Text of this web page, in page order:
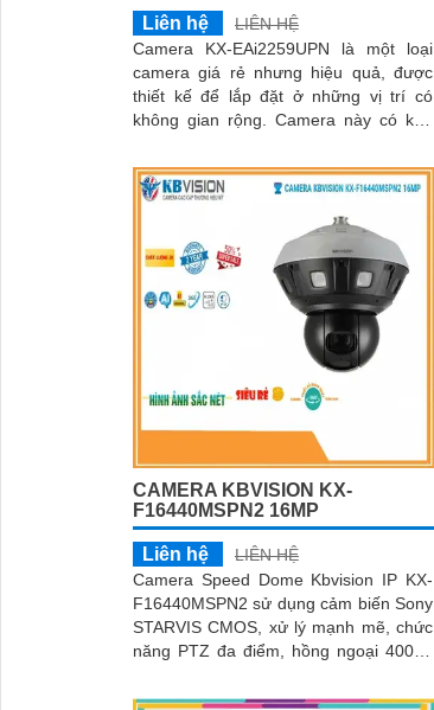
Liên hệ
LIÊN HỆ
Camera KX-EAi2259UPN là một loại
camera giá rẻ nhưng hiệu quả, được
thiết kế để lắp đặt ở những vị trí có
không gian rộng. Camera này có khả
cảnh một cách dễ dàng
CAMERA KBVISION KX-
F16440MSPN2 16MP
Liên hệ
LIÊN HỆ
Camera Speed Dome Kbvision IP KX-
F16440MSPN2 sử dụng cảm biến Sony
STARVIS CMOS, xử lý mạnh mẽ, chức
năng PTZ đa điểm, hồng ngoại 400m,
chất lượng hình ảnh sắc nét, tiết kiệm